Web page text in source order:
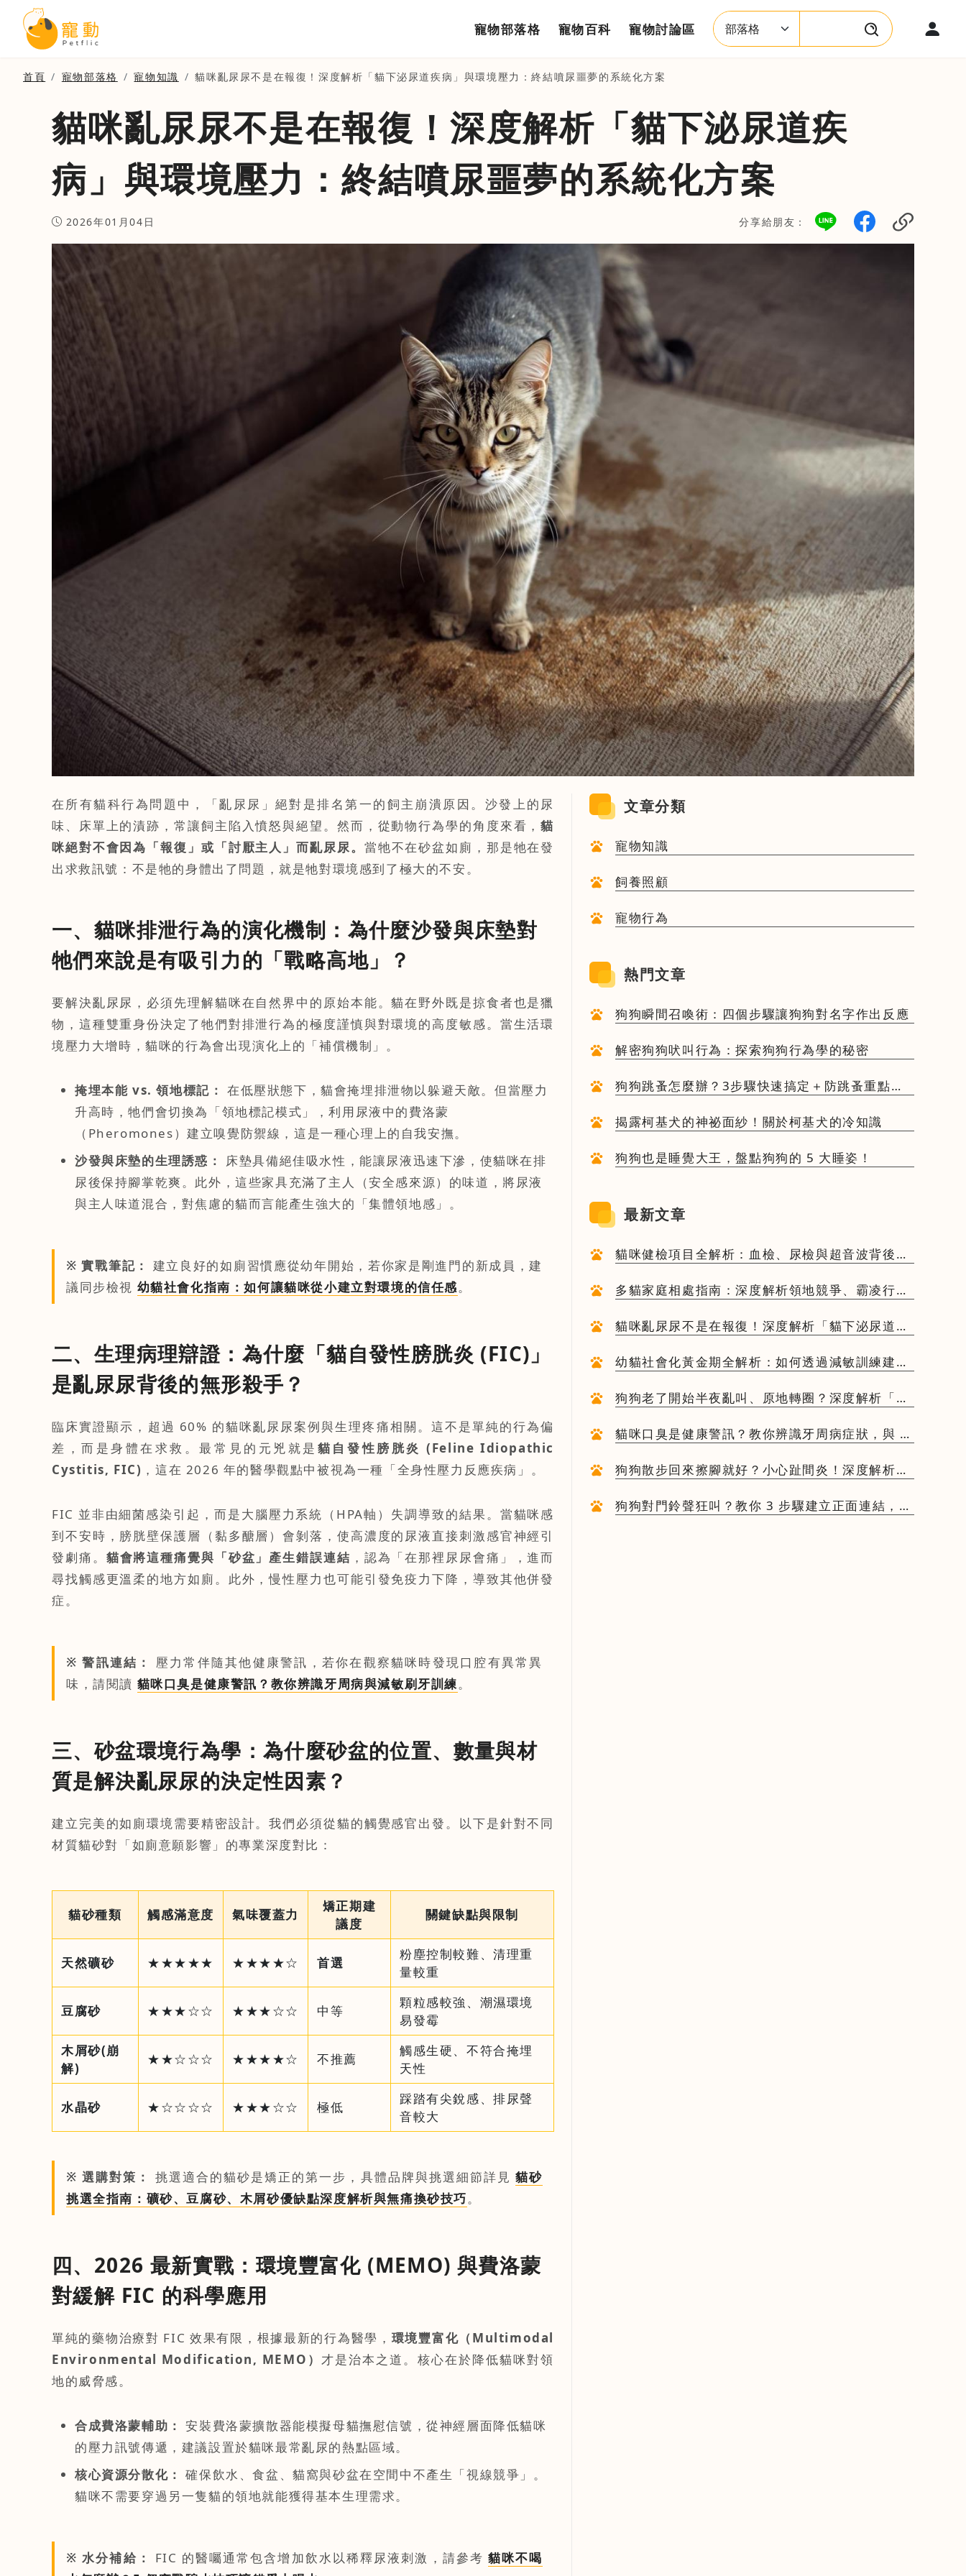
寵物部落格 寵物百科 寵物討論區 搜尋類型
搜尋關鍵字
寵物部落格
寵物百科
寵物討論區
首頁 寵物部落格 寵物知識 貓咪亂尿尿不是在報復！深度解析「貓下泌尿道疾病」與環境壓力：終結噴尿噩夢的系統化方案
貓咪亂尿尿不是在報復！深度解析「貓下泌尿道疾
病」與環境壓力：終結噴尿噩夢的系統化方案
2026年01月04日 分享給朋友：
在所有貓科行為問題中，「亂尿尿」絕對是排名第一的飼主崩潰原因。沙發上的尿
味、床單上的漬跡，常讓飼主陷入憤怒與絕望。然而，從動物行為學的角度來看，貓
咪絕對不會因為「報復」或「討厭主人」而亂尿尿。 當牠不在砂盆如廁，那是牠在發
出求救訊號：不是牠的身體出了問題，就是牠對環境感到了極大的不安。
一、貓咪排泄行為的演化機制：為什麼沙發與床墊對
牠們來說是有吸引力的「戰略高地」？
要解決亂尿尿，必須先理解貓咪在自然界中的原始本能。貓在野外既是掠食者也是獵
物，這種雙重身份決定了牠們對排泄行為的極度謹慎與對環境的高度敏感。當生活環
境壓力大增時，貓咪的行為會出現演化上的「補償機制」。
掩埋本能 vs. 領地標記： 在低壓狀態下，貓會掩埋排泄物以躲避天敵。但當壓力
升高時，牠們會切換為「領地標記模式」，利用尿液中的費洛蒙
（Pheromones）建立嗅覺防禦線，這是一種心理上的自我安撫。
沙發與床墊的生理誘惑：
床墊具備絕佳吸水性，能讓尿液迅速下滲，使貓咪在排
尿後保持腳掌乾爽。此外，這些家具充滿了主人（安全感來源）的味道，將尿液
與主人味道混合，對焦慮的貓而言能產生強大的「集體領地感」。
※ 實戰筆記：
建立良好的如廁習慣應從幼年開始，若你家是剛進門的新成員，建
議同步檢視 幼貓社會化指南：如何讓貓咪從小建立對環境的信任感。
二、生理病理辯證：為什麼「貓自發性膀胱炎 (FIC)」
是亂尿尿背後的無形殺手？
臨床實證顯示，超過 60% 的貓咪亂尿尿案例與生理疼痛相關。這不是單純的行為偏
差，而是身體在求救。最常見的元兇就是 貓自發性膀胱炎 (Feline Idiopathic
Cystitis, FIC) ，這在 2026 年的醫學觀點中被視為一種「全身性壓力反應疾病」。
FIC 並非由細菌感染引起，而是大腦壓力系統（HPA軸）失調導致的結果。當貓咪感
到不安時，膀胱壁保護層（黏多醣層）會剝落，使高濃度的尿液直接刺激感官神經引
發劇痛。 貓會將這種痛覺與「砂盆」產生錯誤連結 ，認為「在那裡尿尿會痛」，進而
尋找觸感更溫柔的地方如廁。此外，慢性壓力也可能引發免疫力下降，導致其他併發
症。
※ 警訊連結：
壓力常伴隨其他健康警訊，若你在觀察貓咪時發現口腔有異常異
味，請閱讀 貓咪口臭是健康警訊？教你辨識牙周病與減敏刷牙訓練。
三、砂盆環境行為學：為什麼砂盆的位置、數量與材
質是解決亂尿尿的決定性因素？
建立完美的如廁環境需要精密設計。我們必須從貓的觸覺感官出發。以下是針對不同
材質貓砂對「如廁意願影響」的專業深度對比：
貓砂種類 觸感滿意度 氣味覆蓋力
矯正期建
議度
關鍵缺點與限制
天然礦砂 ★★★★★ ★★★★☆ 首選
粉塵控制較難、清理重
量較重
豆腐砂 ★★★☆☆ ★★★☆☆ 中等
顆粒感較強、潮濕環境
易發霉
木屑砂(崩
解)
★★☆☆☆ ★★★★☆ 不推薦
觸感生硬、不符合掩埋
天性
水晶砂 ★☆☆☆☆ ★★★☆☆ 極低
踩踏有尖銳感、排尿聲
音較大
※ 選購對策： 挑選適合的貓砂是矯正的第一步，具體品牌與挑選細節詳見貓砂
挑選全指南：礦砂、豆腐砂、木屑砂優缺點深度解析與無痛換砂技巧。
四、2026 最新實戰：環境豐富化 (MEMO) 與費洛蒙
對緩解 FIC 的科學應用
單純的藥物治療對 FIC 效果有限，根據最新的行為醫學， 環境豐富化（Multimodal
Environmental Modification, MEMO） 才是治本之道。核心在於降低貓咪對領
地的威脅感。
合成費洛蒙輔助： 安裝費洛蒙擴散器能模擬母貓撫慰信號，從神經層面降低貓咪
的壓力訊號傳遞，建議設置於貓咪最常亂尿的熱點區域。
核心資源分散化： 確保飲水、食盆、貓窩與砂盆在空間中不產生「視線競爭」。
貓咪不需要穿過另一隻貓的領地就能獲得基本生理需求。
※ 水分補給： FIC 的醫囑通常包含增加飲水以稀釋尿液刺激，請參考貓咪不喝
文章分類
寵物知識
飼養照顧
寵物行為
熱門文章
狗狗瞬間召喚術：四個步驟讓狗狗對名字作出反應
解密狗狗吠叫行為：探索狗狗行為學的秘密
狗狗跳蚤怎麼辦？3步驟快速搞定＋防跳蚤重點一
揭露柯基犬的神祕面紗！關於柯基犬的冷知識
狗狗也是睡覺大王，盤點狗狗的 5 大睡姿！
最新文章
貓咪健檢項目全解析：血檢、尿檢與超音波背後的
多貓家庭相處指南：深度解析領地競爭、霸凌行為
貓咪亂尿尿不是在報復！深度解析「貓下泌尿道疾
幼貓社會化黃金期全解析：如何透過減敏訓練建立
狗狗老了開始半夜亂叫、原地轉圈？深度解析「犬
貓咪口臭是健康警訊？教你辨識牙周病症狀，與 3
狗狗散步回來擦腳就好？小心趾間炎！深度解析成
狗狗對門鈴聲狂叫？教你 3 步驟建立正面連結，解